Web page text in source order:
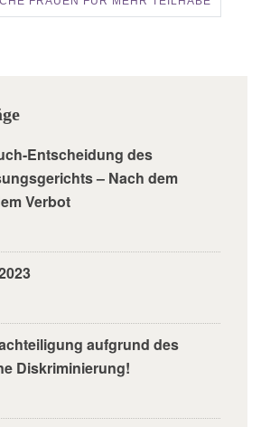
Entscheidung des
– Nach dem
Verbot
aufgrund des
Diskriminierung!